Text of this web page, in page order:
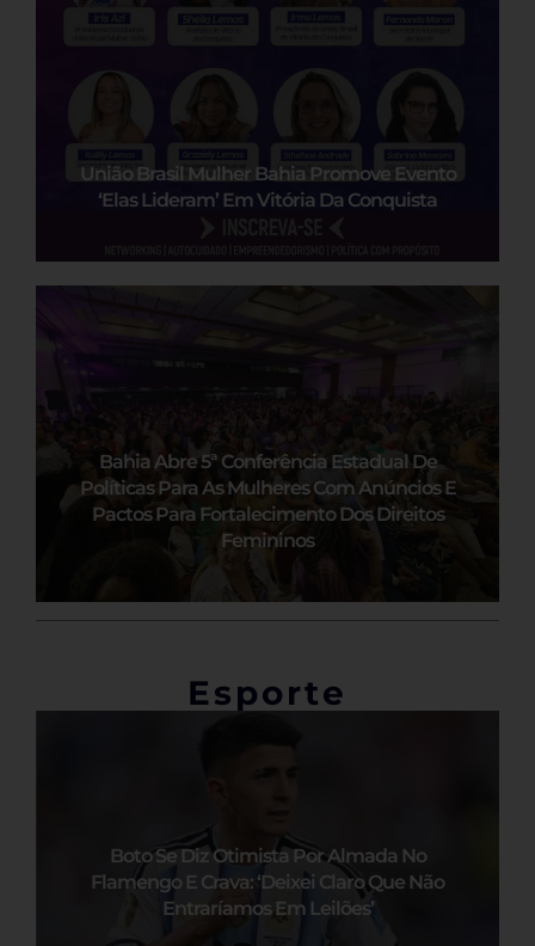
União Brasil Mulher Bahia Promove Evento
‘Elas Lideram’ Em Vitória Da Conquista
Bahia Abre 5ª Conferência Estadual De
Políticas Para As Mulheres Com Anúncios E
Pactos Para Fortalecimento Dos Direitos
Femininos
Esporte
Boto Se Diz Otimista Por Almada No
Flamengo E Crava: ‘Deixei Claro Que Não
Entraríamos Em Leilões’